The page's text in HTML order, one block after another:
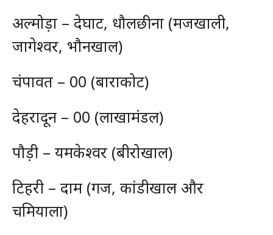
अल्मोड़ा – देघाट, धौलछीना (मजखाली,
जागेश्वर, भौनखाल)
चंपावत – 00 (बाराकोट)
देहरादून – 00 (लाखामंडल)
पौड़ी – यमकेश्वर (बीरोखाल)
टिहरी – दाम (गज, कांडीखाल और
चमियाला)